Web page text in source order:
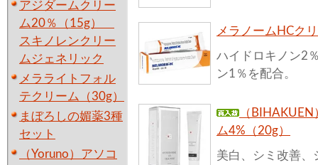
アジダームクリー
ム20％（15g）
スキノレンクリー
ムジェネリック
メラライトフォル
テクリーム（30g）
まぼろしの媚薬3種
セット
（Yoruno）アソコ
メラノームHCク
ハイドロキノン2
ン1％を配合。
（
ム4%（20g）
美白、シミ改善、